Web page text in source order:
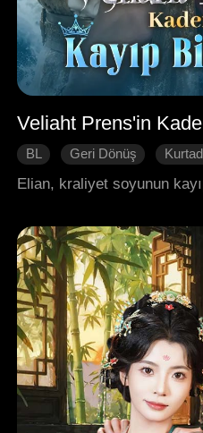
Veliaht Prens'in
BL Geri Dönüş